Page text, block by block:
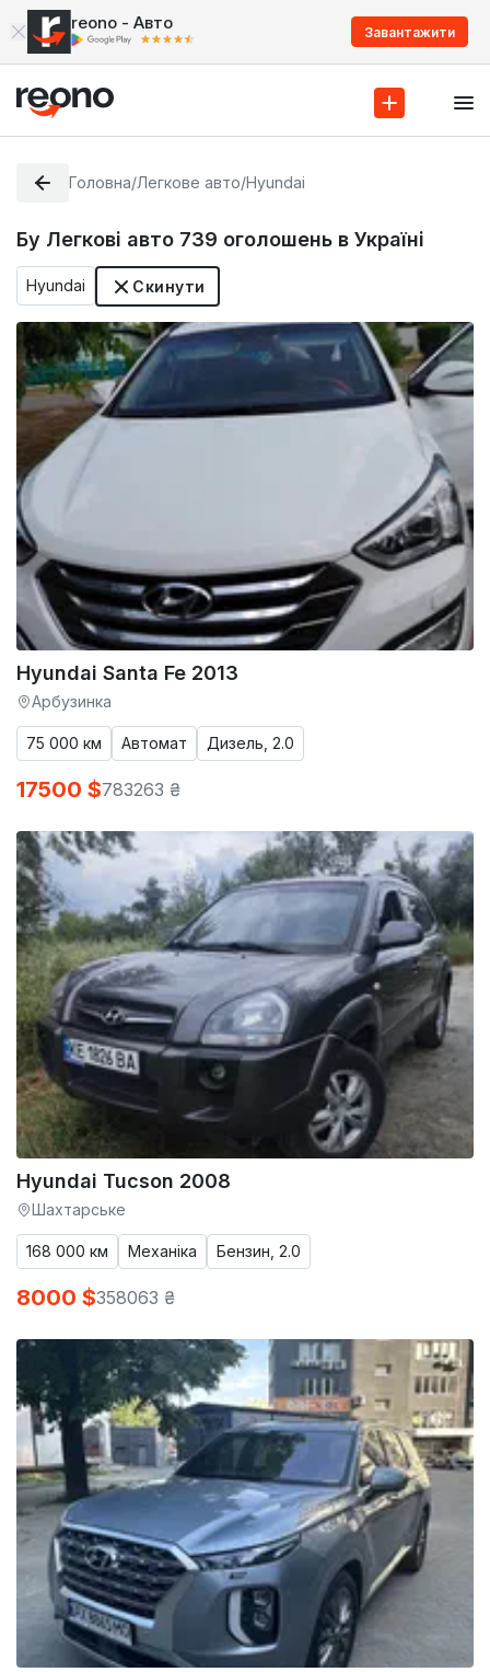
reono - Авто Завантажити
Головна/Легкове авто/Hyundai
Бу Легкові авто 739 оголошень в Україні
Hyundai Скинути
Hyundai Santa Fe 2013
Арбузинка
75 000 км Автомат Дизель, 2.0
17500 $783263 ₴
Hyundai Tucson 2008
Шахтарське
168 000 км Механіка Бензин, 2.0
8000 $358063 ₴